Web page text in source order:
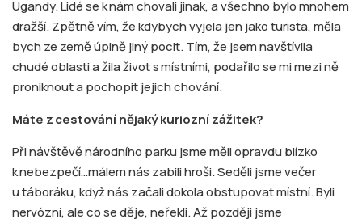
Ugandy. Lidé se k nám chovali jinak, a všechno bylo mnohem
dražší. Zpětně vím, že kdybych vyjela jen jako turista, měla
bych ze země úplně jiný pocit. Tím, že jsem navštívila
chudé oblasti a žila život s místními, podařilo se mi mezi ně
proniknout a pochopit jejich chování.
Máte z cestování nějaký kuriozní zážitek?
Při návštěvě národního parku jsme měli opravdu blízko
k nebezpečí…málem nás zabili hroši. Seděli jsme večer
u táboráku, když nás začali dokola obstupovat místní. Byli
nervózní, ale co se děje, neřekli. Až později jsme